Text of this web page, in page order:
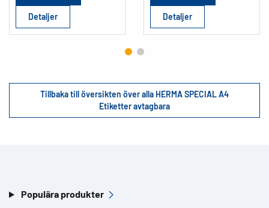
Detaljer Detaljer
Tillbaka till översikten över alla HERMA SPECIAL A4
Etiketter avtagbara
Populära produkter